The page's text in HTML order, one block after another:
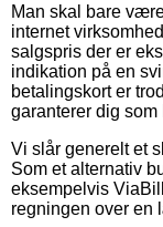
Man skal bare
internet
salgspris der er
indikation på en
betalingskort er
garanterer dig
Vi slår generelt et
Som et alternativ
eksempelvis
regningen over en